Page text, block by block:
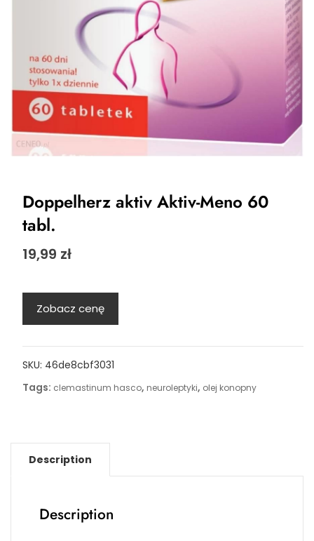
Doppelherz aktiv Aktiv-Meno 60
tabl.
19,99 zł
Zobacz cenę
SKU: 46de8cbf3031
Tags: clemastinum hasco, neuroleptyki, olej konopny
Description
Description